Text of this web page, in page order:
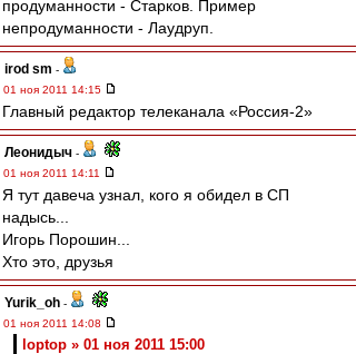
продуманности - Старков. Пример
непродуманности - Лаудруп.
irod sm -
01 ноя 2011 14:15
Главный редактор телеканала «Россия-2»
Леонидыч -
01 ноя 2011 14:11
Я тут давеча узнал, кого я обидел в СП
надысь...
Игорь Порошин...
Хто это, друзья
Yurik_oh -
01 ноя 2011 14:08
loptop » 01 ноя 2011 15:00